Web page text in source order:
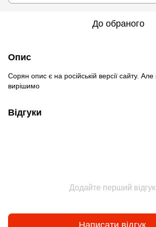
До обраного
Опис
Сорян опис є на російській версії сайту.
вирішимо
Відгуки
Додайте перший відгук